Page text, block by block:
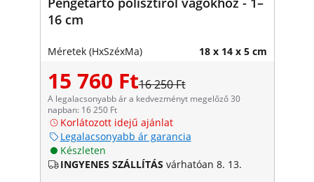
16 cm
Méretek (HxSzéxMa) 18 x 14 x 5 cm
15 760 Ft16 250 Ft
A legalacsonyabb ár a kedvezményt megelőző 30
napban: 16 250 Ft
Korlátozott idejű ajánlat
Legalacsonyabb ár garancia
Készleten
INGYENES SZÁLLÍTÁS várhatóan 8. 13.